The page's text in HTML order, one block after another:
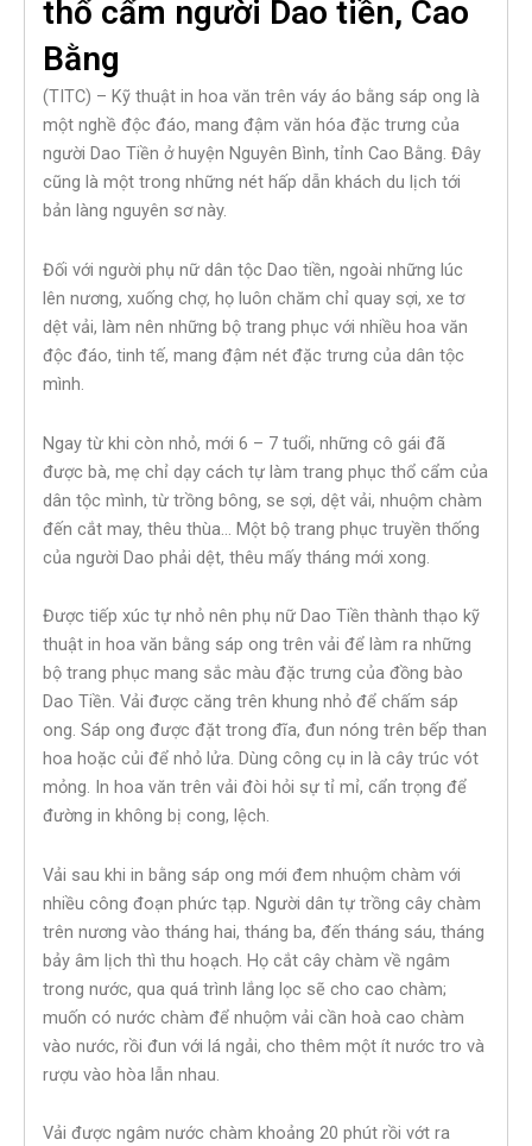
thổ cẩm người Dao tiền, Cao
Bằng
(TITC) – Kỹ thuật in hoa văn trên váy áo bằng sáp ong là
một nghề độc đáo, mang đậm văn hóa đặc trưng của
người Dao Tiền ở huyện Nguyên Bình, tỉnh Cao Bằng. Đây
cũng là một trong những nét hấp dẫn khách du lịch tới
bản làng nguyên sơ này.
Đối với người phụ nữ dân tộc Dao tiền, ngoài những lúc
lên nương, xuống chợ, họ luôn chăm chỉ quay sợi, xe tơ
dệt vải, làm nên những bộ trang phục với nhiều hoa văn
độc đáo, tinh tế, mang đậm nét đặc trưng của dân tộc
mình.
Ngay từ khi còn nhỏ, mới 6 – 7 tuổi, những cô gái đã
được bà, mẹ chỉ dạy cách tự làm trang phục thổ cẩm của
dân tộc mình, từ trồng bông, se sợi, dệt vải, nhuộm chàm
đến cắt may, thêu thùa… Một bộ trang phục truyền thống
của người Dao phải dệt, thêu mấy tháng mới xong.
Được tiếp xúc tự nhỏ nên phụ nữ Dao Tiền thành thạo kỹ
thuật in hoa văn bằng sáp ong trên vải để làm ra những
bộ trang phục mang sắc màu đặc trưng của đồng bào
Dao Tiền. Vải được căng trên khung nhỏ để chấm sáp
ong. Sáp ong được đặt trong đĩa, đun nóng trên bếp than
hoa hoặc củi để nhỏ lửa. Dùng công cụ in là cây trúc vót
mỏng. In hoa văn trên vải đòi hỏi sự tỉ mỉ, cẩn trọng để
đường in không bị cong, lệch.
Vải sau khi in bằng sáp ong mới đem nhuộm chàm với
nhiều công đoạn phức tạp. Người dân tự trồng cây chàm
trên nương vào tháng hai, tháng ba, đến tháng sáu, tháng
bảy âm lịch thì thu hoạch. Họ cắt cây chàm về ngâm
trong nước, qua quá trình lắng lọc sẽ cho cao chàm;
muốn có nước chàm để nhuộm vải cần hoà cao chàm
vào nước, rồi đun với lá ngải, cho thêm một ít nước tro và
rượu vào hòa lẫn nhau.
Vải được ngâm nước chàm khoảng 20 phút rồi vớt ra